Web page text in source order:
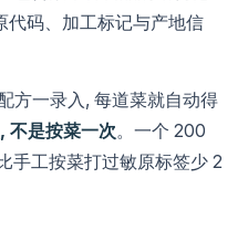
码、加工标记与产地信
方一录入, 每道菜就自动得
不是按菜一次。一个 200
手工按菜打过敏原标签少 2